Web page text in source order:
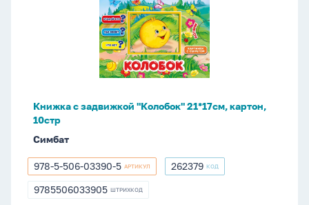
задвижкой
Книжка с задвижкой "Колобок" 21*17см, картон,
10стр
Симбат
978-
5-
978-5-506-03390-5 АРТИКУЛ 262379
262379 КОД
9785506033905
9785506033905 ШТРИХКОД